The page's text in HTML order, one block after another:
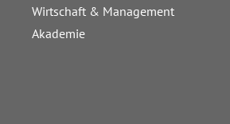
Wirtschaft & Management
Akademie